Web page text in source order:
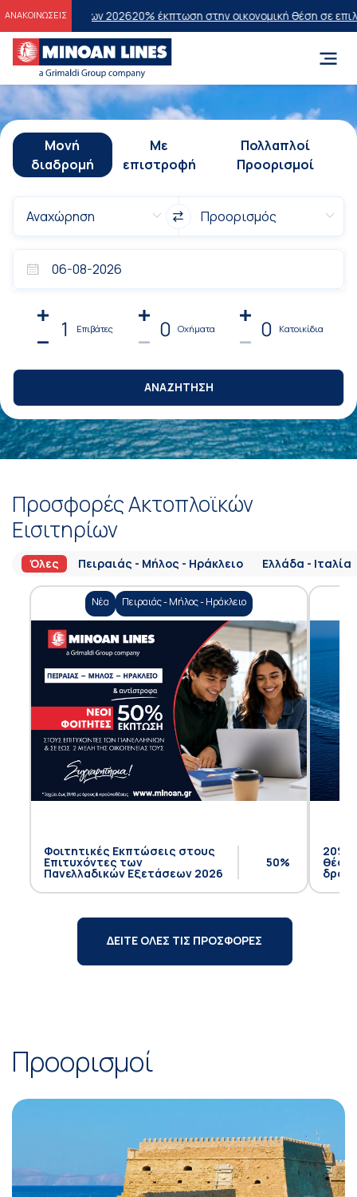
ΑΝΑΚΟΙΝΩΣΕΙΣ
202620% έκπτωση στην οικονομική θέση σε επιλεγμένα
Μονή
διαδρομή
Με
επιστροφή
Πολλαπλοί
Προορισμοί
1 Επιβάτες 0 Οχήματα 0 Κατοικίδια
ΑΝΑΖΗΤΗΣΗ
Προσφορές Ακτοπλοϊκών
Εισιτηρίων
Όλες Πειραιάς - Μήλος - Ηράκλειο Ελλάδα - Ιταλία
Νέα Πειραιάς - Μήλος - Ηράκλειο
Φοιτητικές Εκπτώσεις στους
Επιτυχόντες των
Πανελλαδικών Εξετάσεων 2026
50%
20%
θέση
ΔΕΙΤΕ ΟΛΕΣ ΤΙΣ ΠΡΟΣΦΟΡΕΣ
Προορισμοί